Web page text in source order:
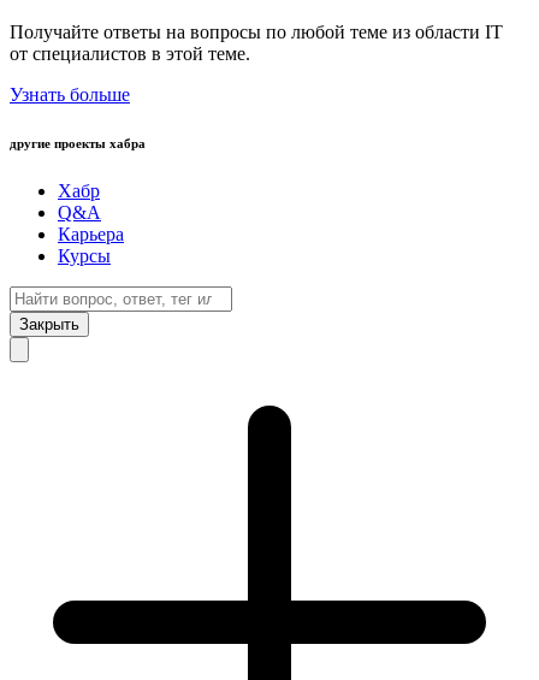
Получайте ответы на вопросы по любой теме из области IT
от специалистов в этой теме.
Узнать больше
другие проекты хабра
Хабр
Q&A
Карьера
Курсы
Закрыть